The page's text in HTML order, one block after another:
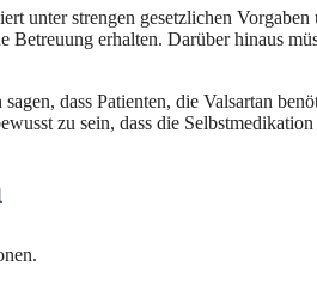
unter strengen gesetzlichen
Betreuung erhalten. Darüber hinaus
sagen, dass Patienten, die Valsartan
zu sein, dass die